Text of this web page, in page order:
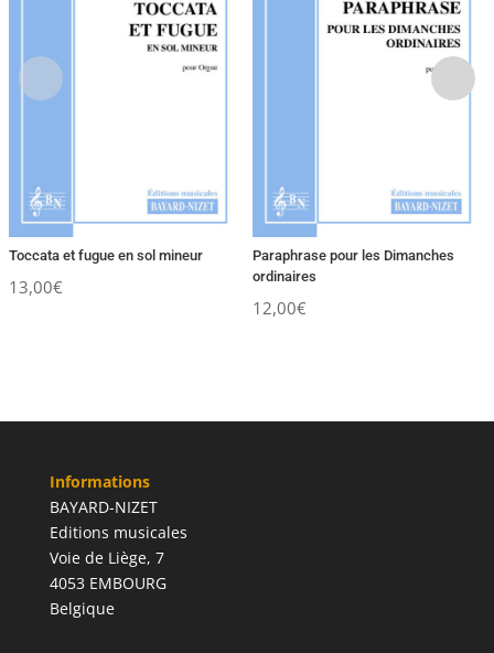
Toccata et fugue en sol mineur
13,00€
Paraphrase pour les Dimanches
ordinaires
12,00€
Informations
BAYARD-NIZET
Editions musicales
Voie de Liège, 7
4053 EMBOURG
Belgique